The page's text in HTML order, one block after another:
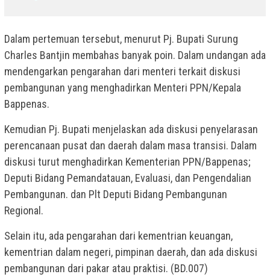
Dalam pertemuan tersebut, menurut Pj. Bupati Surung
Charles Bantjin membahas banyak poin. Dalam undangan ada
mendengarkan pengarahan dari menteri terkait diskusi
pembangunan yang menghadirkan Menteri PPN/Kepala
Bappenas.
Kemudian Pj. Bupati menjelaskan ada diskusi penyelarasan
perencanaan pusat dan daerah dalam masa transisi. Dalam
diskusi turut menghadirkan Kementerian PPN/Bappenas;
Deputi Bidang Pemandatauan, Evaluasi, dan Pengendalian
Pembangunan. dan Plt Deputi Bidang Pembangunan
Regional.
Selain itu, ada pengarahan dari kementrian keuangan,
kementrian dalam negeri, pimpinan daerah, dan ada diskusi
pembangunan dari pakar atau praktisi. (BD.007)